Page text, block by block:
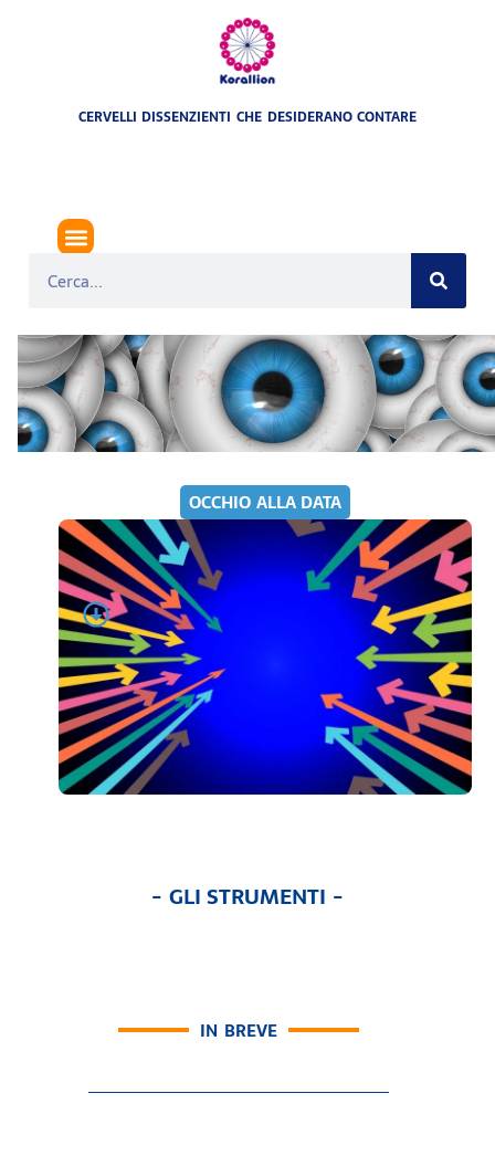
CERVELLI DISSENZIENTI CHE DESIDERANO CONTARE
OCCHIO ALLA DATA
- GLI STRUMENTI -
IN BREVE